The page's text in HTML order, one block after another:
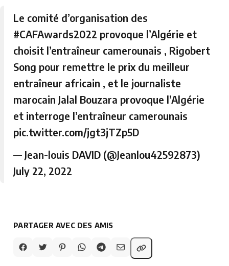
Le comité d’organisation des
#CAFAwards2022 provoque l’Algérie et
choisit l’entraîneur camerounais , Rigobert
Song pour remettre le prix du meilleur
entraîneur africain , et le journaliste
marocain Jalal Bouzara provoque l’Algérie
et interroge l’entraîneur camerounais
pic.twitter.com/jgt3jTZp5D
— Jean-louis DAVID (@Jeanlou42592873)
July 22, 2022
PARTAGER AVEC DES AMIS